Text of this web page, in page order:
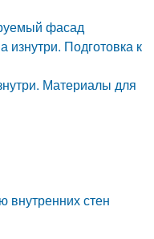
фасад
изнутри. Подготовка к
Материалы для
внутренних стен